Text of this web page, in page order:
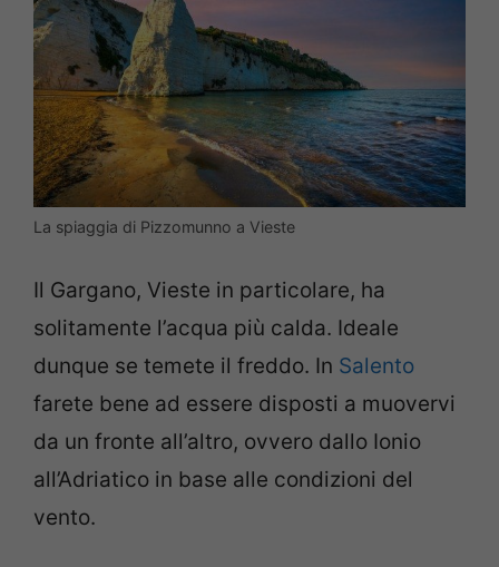
La spiaggia di Pizzomunno a Vieste
Il Gargano, Vieste in particolare, ha
solitamente l’acqua più calda. Ideale
dunque se temete il freddo. In Salento
farete bene ad essere disposti a muovervi
da un fronte all’altro, ovvero dallo Ionio
all’Adriatico in base alle condizioni del
vento.